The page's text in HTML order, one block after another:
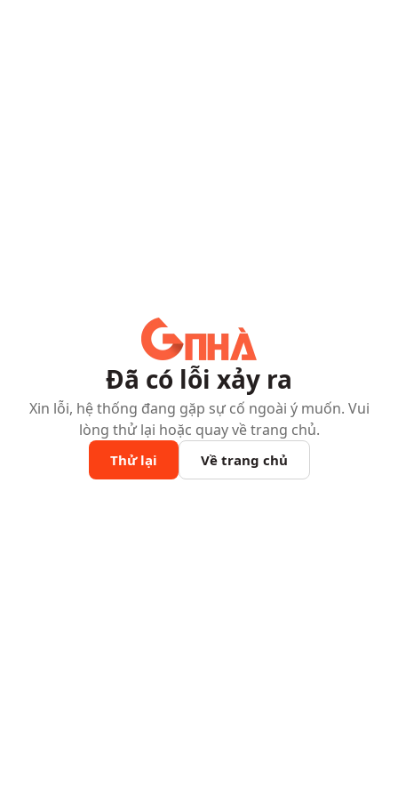
Đã có lỗi xảy ra
Xin lỗi, hệ thống đang gặp sự cố ngoài ý muốn. Vui
lòng thử lại hoặc quay về trang chủ.
Thử lại Về trang chủ